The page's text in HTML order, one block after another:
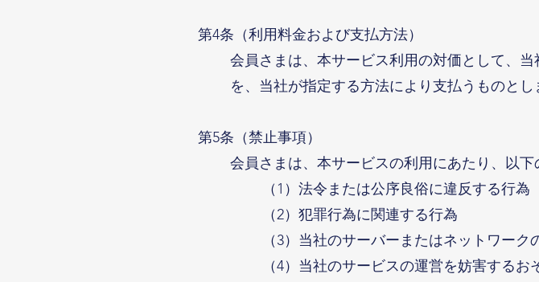
第4条（利用料金および支払方法）
会員さまは、本サービス利用の対価として、
を、当社が指定する方法により支払うものとし
第5条（禁止事項）
会員さまは、本サービスの利用にあたり、以下
（1）法令または公序良俗に違反する行為
（2）犯罪行為に関連する行為
（3）当社のサーバーまたはネットワー
（4）当社のサービスの運営を妨害するお